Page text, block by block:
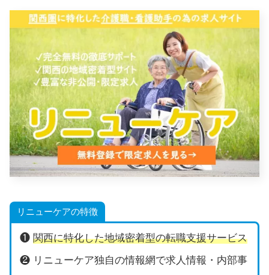
リニューケアの特徴
❶ 関西に特化した地域密着型の転職支援サービス
❷ リニューケア独自の情報網で求人情報・内部事